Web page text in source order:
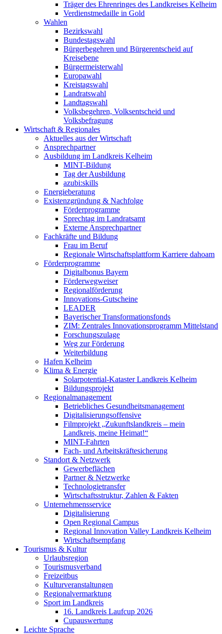
Träger des Ehrenringes des Landkreises Kelheim
Verdienstmedaille in Gold
Wahlen
Bezirkswahl
Bundestagswahl
Bürgerbegehren und Bürgerentscheid auf
Kreisebene
Bürgermeisterwahl
Europawahl
Kreistagswahl
Landratswahl
Landtagswahl
Volksbegehren, Volksentscheid und
Volksbefragung
Wirtschaft & Regionales
Aktuelles aus der Wirtschaft
Ansprechpartner
Ausbildung im Landkreis Kelheim
MINT-Bildung
Tag der Ausbildung
azubi:skills
Energieberatung
Existenzgründung & Nachfolge
Förderprogramme
Sprechtag im Landratsamt
Externe Ansprechpartner
Fachkräfte und Bildung
Frau im Beruf
Regionale Wirtschaftsplattform Karriere dahoam
Förderprogramme
Digitalbonus Bayern
Förderwegweiser
Regionalförderung
Innovations-Gutscheine
LEADER
Bayerischer Transformationsfonds
ZIM: Zentrales Innovationsprogramm Mittelstand
Forschungszulage
Weg zur Förderung
Weiterbildung
Hafen Kelheim
Klima & Energie
Solarpotential-Kataster Landkreis Kelheim
Bildungsprojekt
Regionalmanagement
Betriebliches Gesundheitsmanagement
Digitalisierungsoffensive
Filmprojekt „Zukunftslandkreis – mein
Landkreis, meine Heimat!“
MINT-Fahrten
Fach- und Arbeitskräftesicherung
Standort & Netzwerk
Gewerbeflächen
Partner & Netzwerke
Technologietransfer
Wirtschaftsstruktur, Zahlen & Fakten
Unternehmensservice
Digitalisierung
Open Regional Campus
Regional Innovation Valley Landkreis Kelheim
Wirtschaftsempfang
Tourismus & Kultur
Urlaubsregion
Tourismusverband
Freizeitbus
Kulturveranstaltungen
Regionalvermarktung
Sport im Landkreis
16. Landkreis Laufcup 2026
Cupauswertung
Leichte Sprache